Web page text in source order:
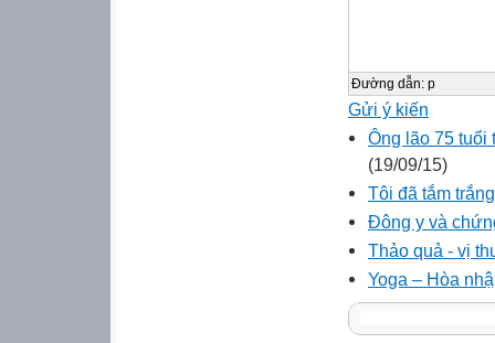
Đường dẫn: p
Gửi ý kiến
Ông lão 75
(19/09/15)
Tôi đã tắm
Đông y và
Thảo quả - vị
Yoga – Hòa